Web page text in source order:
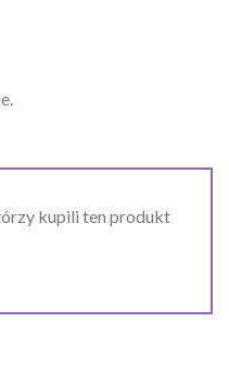
kupili ten produkt